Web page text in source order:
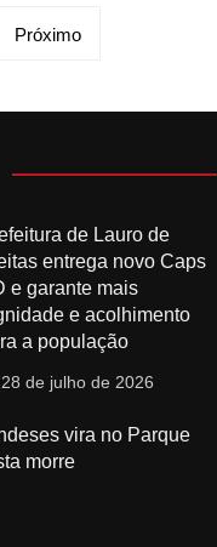
Próximo
de Lauro de
entrega novo Caps
e garante mais
e acolhimento
a população
28 de julho de 2026
vira no Parque
morre